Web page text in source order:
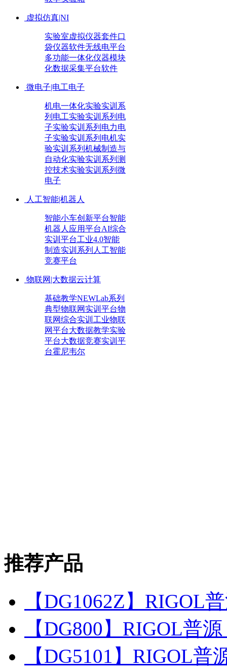
虚拟仿真|NI
实验室虚拟仪器套件口
袋仪器软件无线电平台
多功能一体化仪器模块
化数据采集平台软件
微电子|电工电子
机电一体化实验实训系
列 电工实验实训系列 电
子实验实训系列 电力电
子实验实训系列 电机实
验实训系列 机械制造与
自动化实验实训系列 测
控技术实验实训系列 微
电子
人工智能|机器人
智能小车创新平台智能
机器人应用平台AI综合
实训平台工业4.0智能
制造实训系列 人工智能
竞赛平台
物联网|大数据云计算
基础教学NEWLab系列
典型物联网实训平台物
联网综合实训 工业物联
网平台大数据教学实验
平台大数据竞赛实训平
台霍尼韦尔
推荐产品
【DG1062Z】RIGOL
【DG800】RIGOL普
【DG5101】RIGOL普